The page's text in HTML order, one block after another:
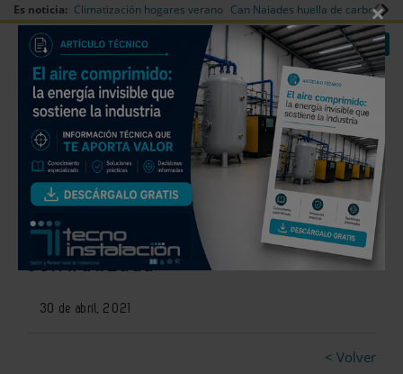
Es noticia: Climatización hogares verano Can Naiades huella de carbono
Redes Sociales Es noticia Login empresas Registro
Geberit apuesta por una
atención al cliente eficaz y
centralizada
30 de abril, 2021
< Volver
×